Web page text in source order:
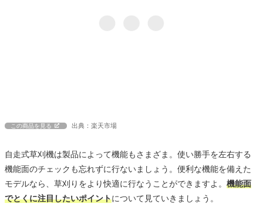
この商品を見る 出典：楽天市場
自走式草刈機は製品によって機能もさまざま。使い勝手を左右する
機能面のチェックも忘れずに行ないましょう。便利な機能を備えた
モデルなら、草刈りをより快適に行なうことができますよ。 機能面
でとくに注目したいポイントについて見ていきましょう。